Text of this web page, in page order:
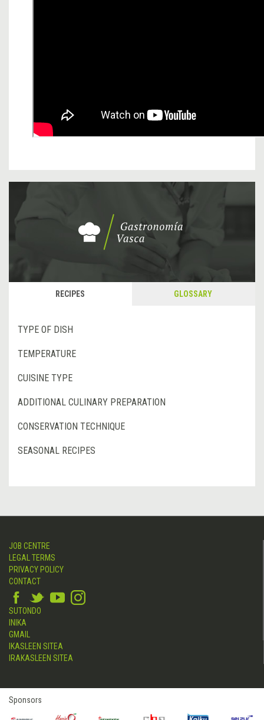
RECIPES GLOSSARY
TYPE OF DISH
TEMPERATURE
CUISINE TYPE
ADDITIONAL CULINARY PREPARATION
CONSERVATION TECHNIQUE
SEASONAL RECIPES
JOB CENTRE
LEGAL TERMS
PRIVACY POLICY
CONTACT
SUTONDO
INIKA
GMAIL
IKASLEEN SITEA
IRAKASLEEN SITEA
Sponsors